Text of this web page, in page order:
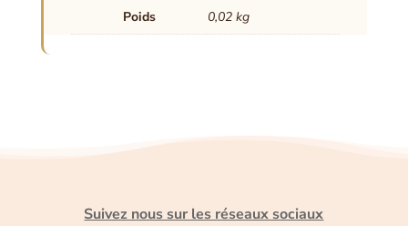
Poids 0,02 kg
Suivez nous sur les réseaux sociaux